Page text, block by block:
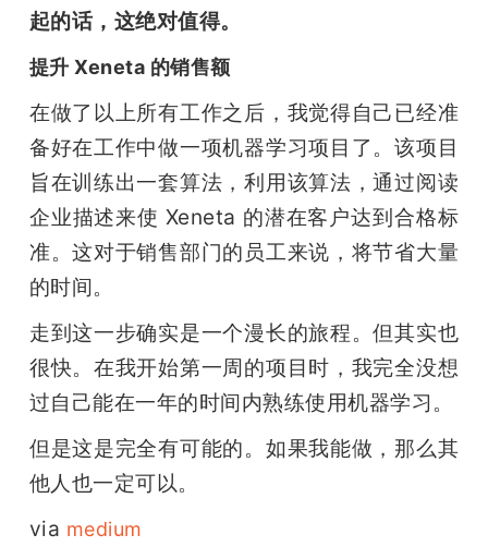
起的话，这绝对值得。
提升 Xeneta 的销售额
在做了以上所有工作之后，我觉得自己已经准
备好在工作中做一项机器学习项目了。该项目
旨在训练出一套算法，利用该算法，通过阅读
企业描述来使 Xeneta 的潜在客户达到合格标
准。这对于销售部门的员工来说，将节省大量
的时间。
走到这一步确实是一个漫长的旅程。但其实也
很快。在我开始第一周的项目时，我完全没想
过自己能在一年的时间内熟练使用机器学习。
但是这是完全有可能的。如果我能做，那么其
他人也一定可以。
via medium